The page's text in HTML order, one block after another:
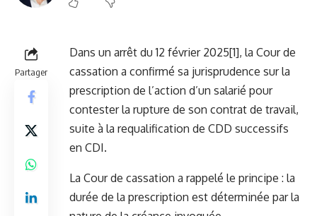
Partager
Dans un arrêt du 12 février 2025[1], la Cour de
cassation a confirmé sa jurisprudence sur la
prescription de l’action d’un salarié pour
contester la rupture de son contrat de travail,
suite à la requalification de CDD successifs
en CDI.
La Cour de cassation a rappelé le principe : la
durée de la prescription est déterminée par la